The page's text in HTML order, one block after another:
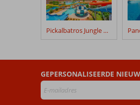
hun
verblijf
Ali
Beoordelingen
die
ouder
Pickalbatros Jungle Aqua Park Resort – Neverland
GEPERSONALISEERDE